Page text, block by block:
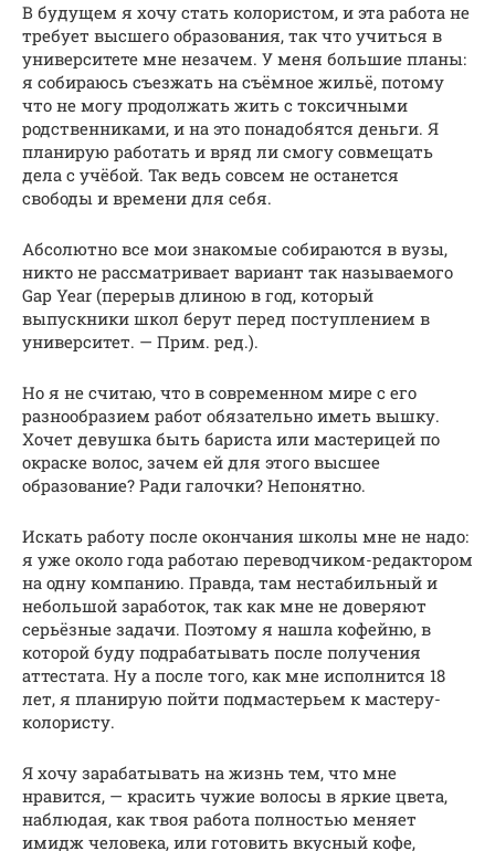
В будущем я хочу стать колористом, и эта работа не
требует высшего образования, так что учиться в
университете мне незачем. У меня большие планы:
я собираюсь съезжать на съёмное жильё, потому
что не могу продолжать жить с токсичными
родственниками, и на это понадобятся деньги. Я
планирую работать и вряд ли смогу совмещать
дела с учёбой. Так ведь совсем не останется
свободы и времени для себя.
Абсолютно все мои знакомые собираются в вузы,
никто не рассматривает вариант так называемого
Gap Year (перерыв длиною в год, который
выпускники школ берут перед поступлением в
университет. — Прим. ред.).
Но я не считаю, что в современном мире с его
разнообразием работ обязательно иметь вышку.
Хочет девушка быть бариста или мастерицей по
окраске волос, зачем ей для этого высшее
образование? Ради галочки? Непонятно.
Искать работу после окончания школы мне не надо:
я уже около года работаю переводчиком-редактором
на одну компанию. Правда, там нестабильный и
небольшой заработок, так как мне не доверяют
серьёзные задачи. Поэтому я нашла кофейню, в
которой буду подрабатывать после получения
аттестата. Ну а после того, как мне исполнится 18
лет, я планирую пойти подмастерьем к мастеру-
колористу.
Я хочу зарабатывать на жизнь тем, что мне
нравится, — красить чужие волосы в яркие цвета,
наблюдая, как твоя работа полностью меняет
имидж человека, или готовить вкусный кофе,